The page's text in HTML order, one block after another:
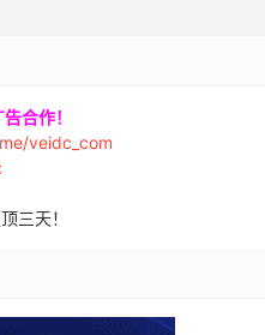
合作！
veidc_com
三天！